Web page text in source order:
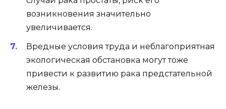
возникновения значительно
увеличивается.
Вредные условия труда и неблагоприятная
экологическая обстановка могут тоже
привести к развитию рака предстательной
железы.